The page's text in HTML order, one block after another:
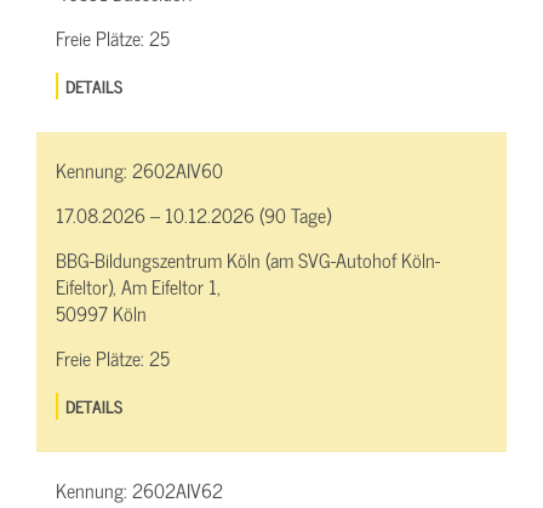
Freie Plätze:25
DETAILS
Kennung:2602AIV60
17.08.2026 – 10.12.2026 (90 Tage)
BBG-Bildungszentrum Köln (am SVG-Autohof Köln-
Eifeltor), Am Eifeltor 1,
50997 Köln
Freie Plätze:25
DETAILS
Kennung:2602AIV62